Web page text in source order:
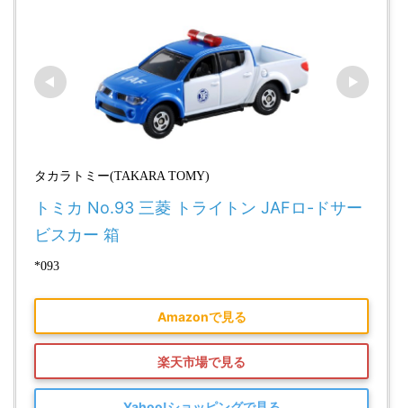
タカラトミー(TAKARA TOMY)
トミカ No.93 三菱 トライトン JAFロ-ドサー
ビスカー 箱
*093
Amazonで見る
楽天市場で見る